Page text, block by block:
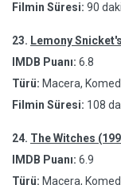
Filmin Süresi: 90
23. Lemony
IMDB Puanı: 6.8
Türü: Macera,
Filmin Süresi: 108
24. The Witches
IMDB Puanı: 6.9
Türü: Macera,